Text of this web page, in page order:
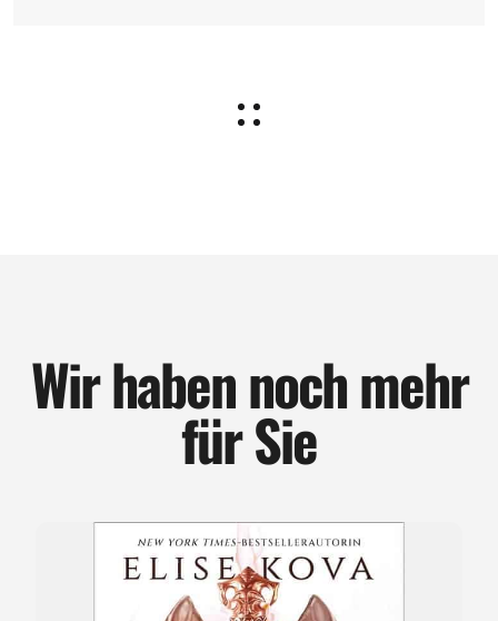
Wir haben noch mehr
für Sie